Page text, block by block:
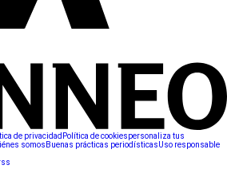
de privacidad Política de cookiespersonaliza tus
somos Buenas prácticas periodísticasUso responsable